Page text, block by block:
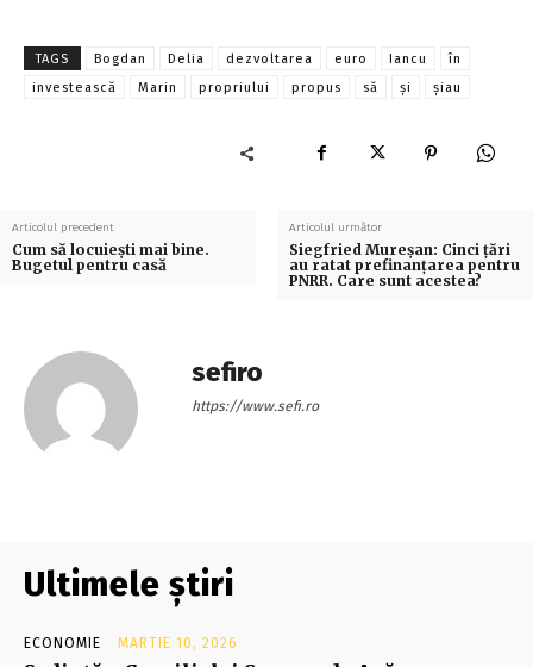
TAGS Bogdan Delia dezvoltarea euro Iancu
în
investească
Marin propriului propus să și șiau
Articolul precedent
Cum să locuieşti mai bine.
Bugetul pentru casă
Articolul următor
Siegfried Mureșan: Cinci țări
au ratat prefinanțarea pentru
PNRR. Care sunt acestea?
sefiro
https://www.sefi.ro
Ultimele știri
ECONOMIE MARTIE 10, 2026